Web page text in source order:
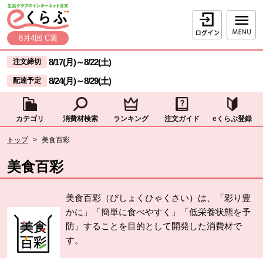
ページの先頭です。
本文へジャンプする。
8月4回 C週
ログイン
ここからサイト内共通メニューです。
サイト内共通メニューをスキップする
注文締切 8/17(月)～8/22(土)
配達予定 8/24(月)～8/29(土)
カテゴリ 消費材検索 ランキング 注文ガイド eくらぶ登録
トップ > 美食百彩
美食百彩
美食百彩（びしょくひゃくさい）は、「彩り豊
かに」「簡単に食べやすく」「低栄養状態を予
防」することを目的として開発した消費材で
す。